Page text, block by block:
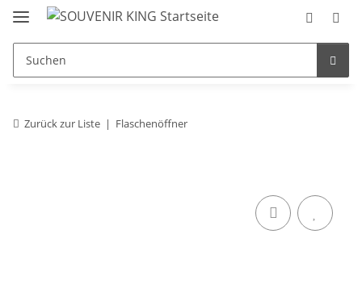
Zurück zur Liste Flaschenöffner